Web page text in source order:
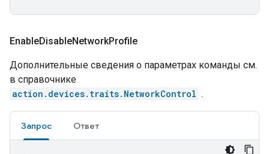
EnableDisableNetworkProfile
Дополнительные сведения о параметрах команды см.
в справочнике
action.devices.traits.NetworkControl .
Запрос Ответ